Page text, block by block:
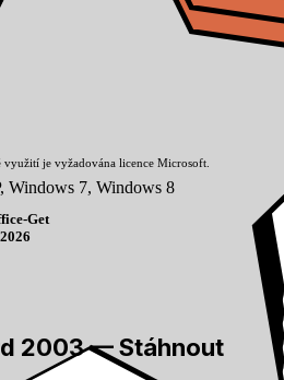
je vyžadována licence Microsoft.
Windows 7, Windows 8
Get
2003 — Stáhnout